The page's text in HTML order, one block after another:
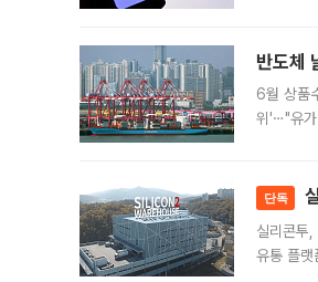
반도체
6월 상품
위'⋯"유가
단독
실리콘투
유통 플랫